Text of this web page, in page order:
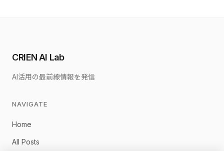
CRIEN AI Lab
AI活用の最前線情報を発信
NAVIGATE
Home
All Posts